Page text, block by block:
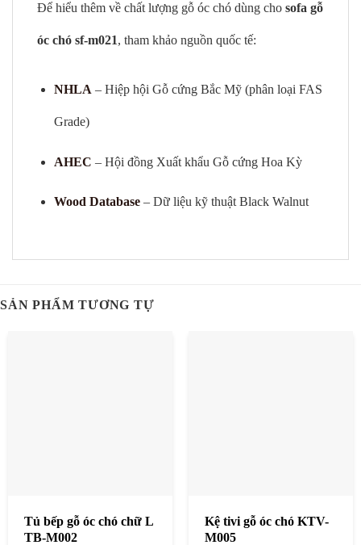
Để hiểu thêm về chất lượng gỗ óc chó dùng cho sofa gỗ
óc chó sf-m021, tham khảo nguồn quốc tế:
NHLA – Hiệp hội Gỗ cứng Bắc Mỹ (phân loại FAS
Grade)
AHEC – Hội đồng Xuất khẩu Gỗ cứng Hoa Kỳ
Wood Database– Dữ liệu kỹ thuật Black Walnut
SẢN PHẨM TƯƠNG TỰ
Tủ bếp gỗ óc chó chữ L
TB-M002
Kệ tivi gỗ óc chó KTV-
M005